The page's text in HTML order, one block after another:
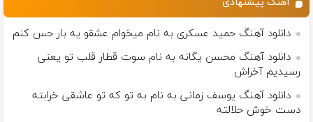
آهنگ پیشنهادی
دانلود آهنگ حمید عسکری به نام میخوام عشقو یه بار حس کنم
دانلود آهنگ محسن یگانه به نام سوت قطار قلب تو یعنی
رسیدیم آخراش
دانلود آهنگ یوسف زمانی به نام به تو که تو عاشقی خرابته
دست خوش حلالته